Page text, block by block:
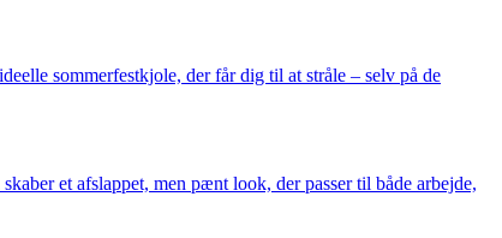
sommerfestkjole, der får dig til at stråle – selv på de
et afslappet, men pænt look, der passer til både arbejde,